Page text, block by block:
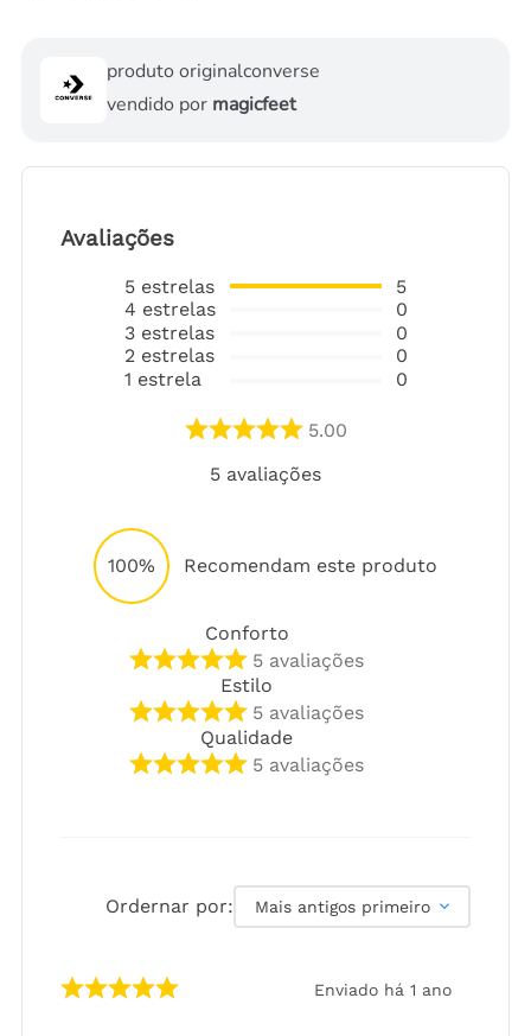
produto originalconverse
vendido por magicfeet
Avaliações
5 estrelas
4 estrelas
3 estrelas
2 estrelas
1 estrela
5
0
0
0
0
5.00
5 avaliações
100% Recomendam este produto
Conforto
5 avaliações
Estilo
5 avaliações
Qualidade
5 avaliações
Ordernar por: Mais antigos primeiro
Enviado há 1 ano